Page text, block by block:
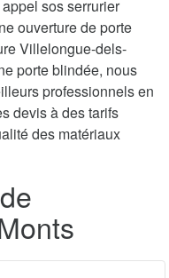
sos serrurier
ouverture de porte
Villelongue-dels-
porte blindée, nous
professionnels en
devis à des tarifs
des matériaux